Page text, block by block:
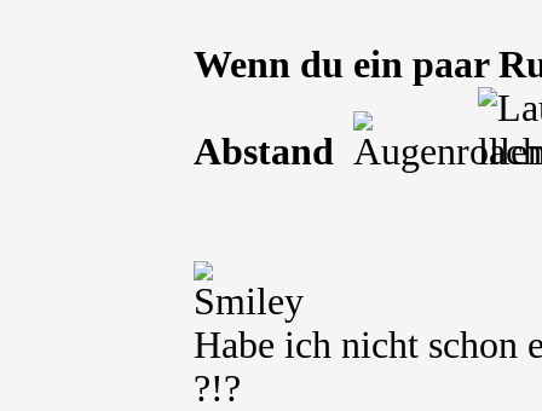
Wenn du ein paar
Abstand
Habe ich nicht schon
?!?